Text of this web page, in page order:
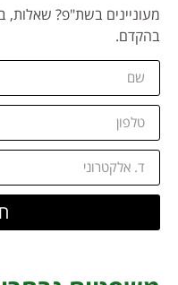
מעוניינים בשת"פ? שאלות,
בהקדם.